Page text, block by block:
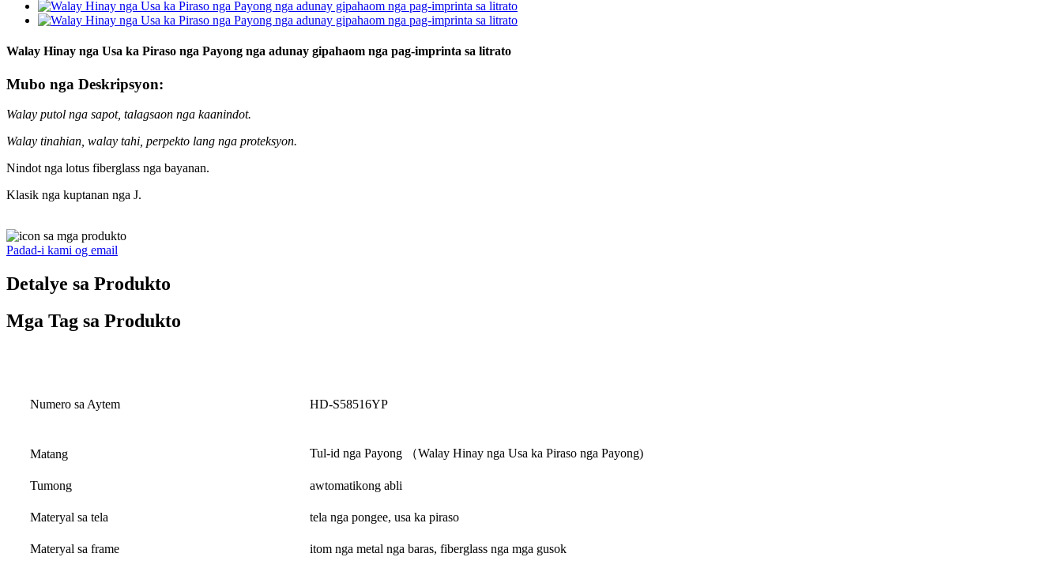
Walay Hinay nga Usa ka Piraso nga Payong nga adunay gipahaom nga pag-imprinta sa litrato
Mubo nga Deskripsyon:
Walay putol nga sapot, talagsaon nga kaanindot.
Walay tinahian, walay tahi, perpekto lang nga proteksyon.
Nindot nga lotus fiberglass nga bayanan.
Klasik nga kuptanan nga J.
Padad-i kami og email
Detalye sa Produkto
Mga Tag sa Produkto
Numero sa Aytem HD-S58516YP
Matang Tul-id nga Payong （Walay Hinay nga Usa ka Piraso nga Payong)
Tumong awtomatikong abli
Materyal sa tela tela nga pongee, usa ka piraso
Materyal sa frame itom nga metal nga baras, fiberglass nga mga gusok